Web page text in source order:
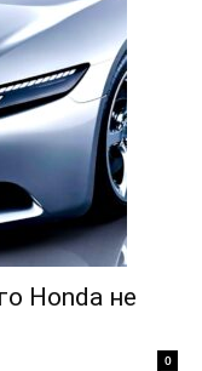
Honda не
0